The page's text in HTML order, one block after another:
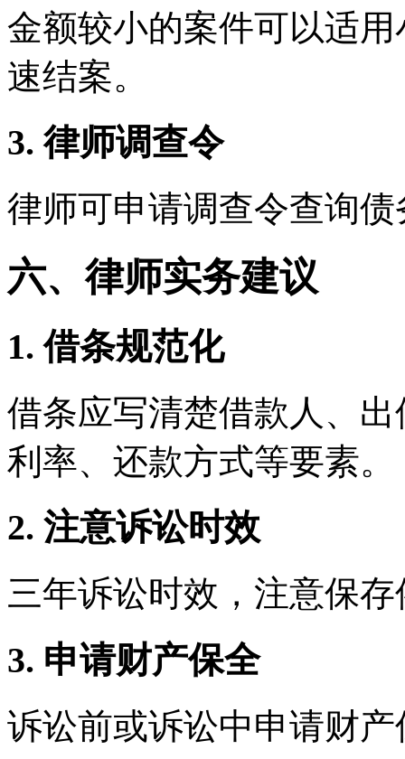
金额较小的案件可以适
速结案。
3. 律师调查令
律师可申请调查令查询
六、律师实务建议
1. 借条规范化
借条应写清楚借款人、
利率、还款方式等要素。
2. 注意诉讼时效
三年诉讼时效，注意保
3. 申请财产保全
诉讼前或诉讼中申请财